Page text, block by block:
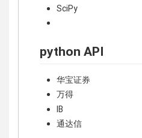
SciPy
python API
华宝证券
万得
IB
通达信